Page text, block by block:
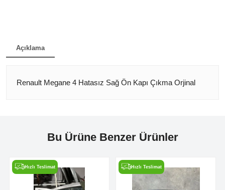
Açıklama
Renault Megane 4 Hatasız Sağ Ön Kapı Çıkma Orjinal
Bu Ürüne Benzer Ürünler
Hızlı Teslimat Hızlı Teslimat